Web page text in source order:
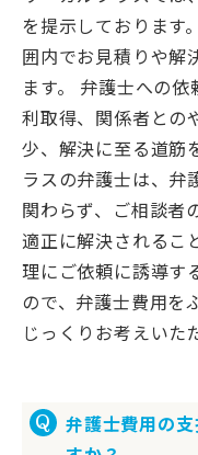
を提示しております
囲内でお見積りや解
ます。 弁護士への
利取得、関係者との
少、解決に至る道筋
ラスの弁護士は、弁
関わらず、ご相談者
適正に解決されるこ
理にご依頼に誘導す
ので、弁護士費用を
じっくりお考えいた
弁護士費用の